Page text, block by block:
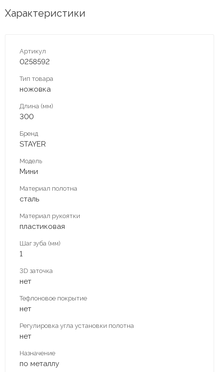
Характеристики
Артикул
0258592
Тип товара
ножовка
Длина (мм)
300
Бренд
STAYER
Модель
Мини
Материал полотна
сталь
Материал рукоятки
пластиковая
Шаг зуба (мм)
1
3D заточка
нет
Тефлоновое покрытие
нет
Регулировка угла установки полотна
нет
Назначение
по металлу